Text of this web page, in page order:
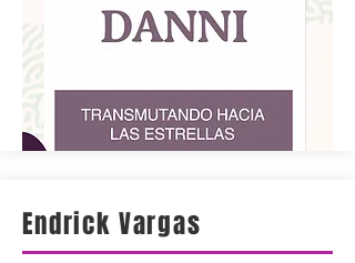
Endrick Vargas